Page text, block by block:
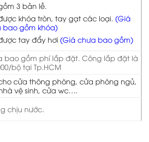
3 bản lề.
khóa tròn, tay gạt các loại. (Giá
bao gồm khóa)
tay đẩy hơi (Giá chưa bao gồm)
bao gồm phí lắp đặt. Công lắp đặt là
bộ tại Tp.HCM
cửa thông phòng, cửa phòng ngủ,
vệ sinh, cửa wc….
chịu nước.